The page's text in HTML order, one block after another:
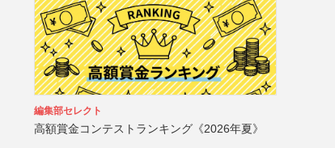
編集部セレクト
高額賞金コンテストランキング《2026年夏》